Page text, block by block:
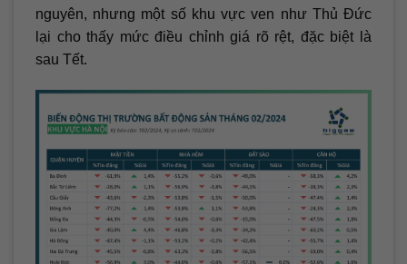
nguyên, nhưng một số khu vực ven như Thủ Đức
lại cho thấy mức điều chỉnh giá rõ rệt, đặc biệt là
sau Tết.